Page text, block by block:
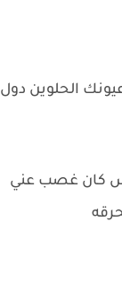
الحلوين دول
بس كان غصب عني